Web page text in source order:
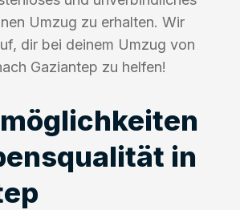
Umzug zu erhalten. Wir
dir bei deinem Umzug von
Gaziantep zu helfen!
in